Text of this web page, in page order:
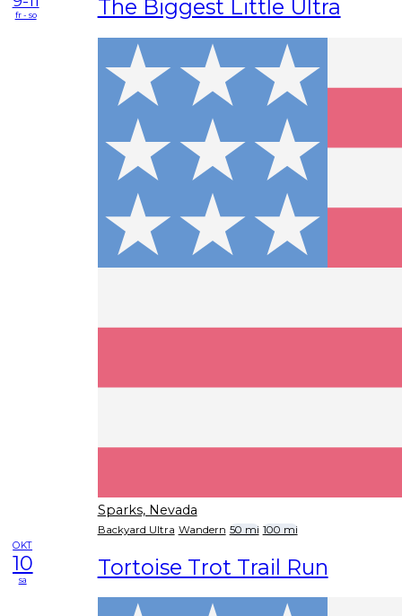
fr - so The Biggest Little Ultra
Sparks, Nevada
Backyard Ultra Wandern 50 mi 100 mi
OKT
10
sa Tortoise Trot Trail Run